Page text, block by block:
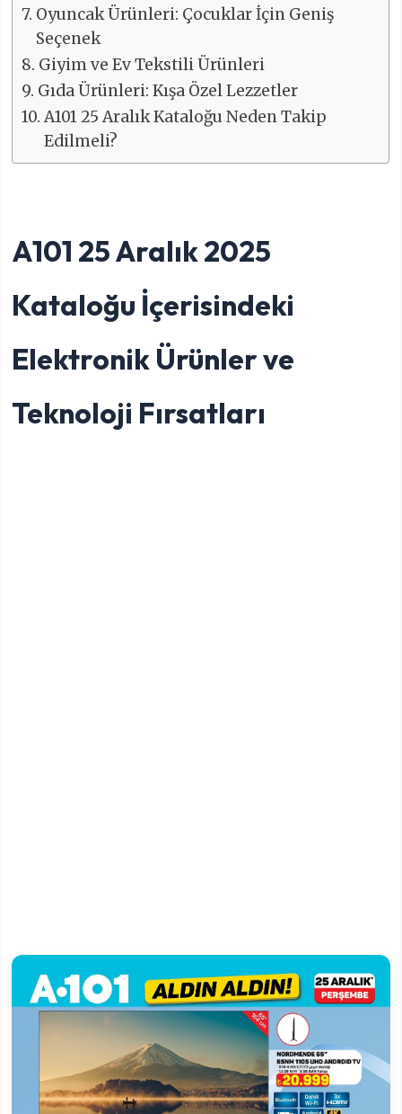
Oyuncak Ürünleri: Çocuklar İçin Geniş
Seçenek
Giyim ve Ev Tekstili Ürünleri
Gıda Ürünleri: Kışa Özel Lezzetler
A101 25 Aralık Kataloğu Neden Takip
Edilmeli?
A101 25 Aralık 2025
Kataloğu İçerisindeki
Elektronik Ürünler ve
Teknoloji Fırsatları